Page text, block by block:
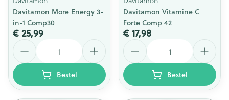
Davitamon More Energy 3-
in-1 Comp30
€ 25,99
Bestel
Davitamon Vitamine C
Forte Comp 42
€ 17,98
Aantal
Bestel